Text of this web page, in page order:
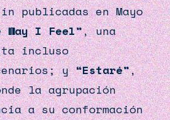
publicadas en Mayo
Way I Feel”, una
incluso
y“Estaré”,
la agrupación
a su conformación